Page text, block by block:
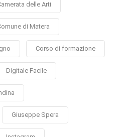
delle Arti
di Matera
Corso di formazione
Digitale Facile
Giuseppe Spera